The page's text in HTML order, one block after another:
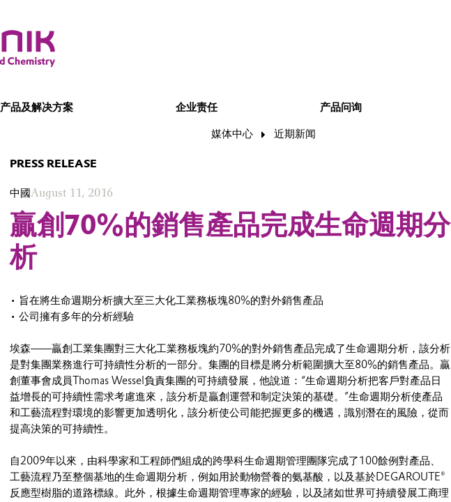
产品及解决方案 企业责任 产品问询
媒体中心 近期新闻
PRESS RELEASE
中國August 11, 2016
贏創70%的銷售產品完成生命週期分
析
• 旨在將生命週期分析擴大至三大化工業務板塊80%的對外銷售產品
• 公司擁有多年的分析經驗
埃森——贏創工業集團對三大化工業務板塊約70%的對外銷售產品完成了生命週期分析，該分析
是對集團業務進行可持續性分析的一部分。集團的目標是將分析範圍擴大至80%的銷售產品。贏
創董事會成員Thomas Wessel負責集團的可持續發展，他說道：“生命週期分析把客戶對產品日
益增長的可持續性需求考慮進來，該分析是贏創運營和制定決策的基礎。”生命週期分析使產品
和工藝流程對環境的影響更加透明化，該分析使公司能把握更多的機遇，識別潛在的風險，從而
提高決策的可持續性。
自2009年以來，由科學家和工程師們組成的跨學科生命週期管理團隊完成了100餘例對產品、
工藝流程乃至整個基地的生命週期分析，例如用於動物營養的氨基酸，以及基於DEGAROUTE®
反應型樹脂的道路標線。此外，根據生命週期管理專家的經驗，以及諸如世界可持續發展工商理